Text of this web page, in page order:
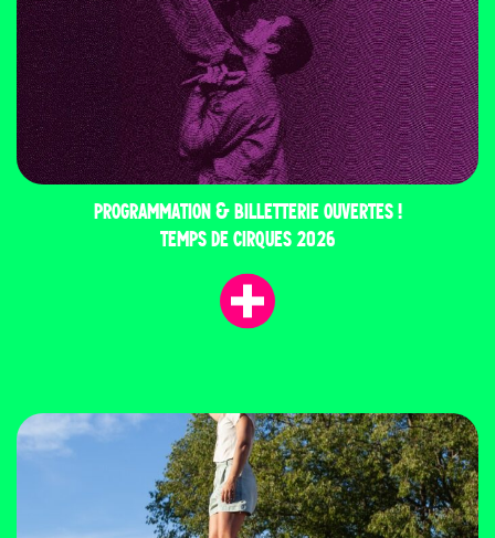
PROGRAMMATION & BILLETTERIE OUVERTES !
TEMPS DE CIRQUES 2026